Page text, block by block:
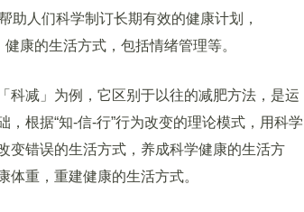
助人们科学制订长期有效的健康计划，
康的生活方式，包括情绪管理等。
减」为例，它区别于以往的减肥方法，是运
根据“知-信-行”行为改变的理论模式，用科学
变错误的生活方式，养成科学健康的生活方
重，重建健康的生活方式。